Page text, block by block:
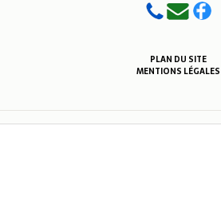
PLAN DU SITE
MENTIONS LÉGALES